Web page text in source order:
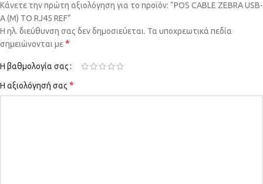
Κάνετε την πρώτη αξιολόγηση για το προϊόν: “POS CABLE ZEBRA USB-
A (M) TO RJ45 REF”
Η ηλ. διεύθυνση σας δεν δημοσιεύεται. Τα υποχρεωτικά πεδία
σημειώνονται με*
Η βαθμολογία σας
Η αξιολόγησή σας *